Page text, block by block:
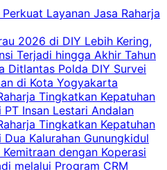
Layanan Jasa Raharja
2026 di DIY Lebih Kering,
Terjadi hingga Akhir Tahun
Ditlantas Polda DIY Survei
di Kota Yogyakarta
Tingkatkan Kepatuhan
PT Insan Lestari Andalan
Tingkatkan Kepatuhan
Dua Kalurahan Gunungkidul
dengan Koperasi
melalui Program CRM